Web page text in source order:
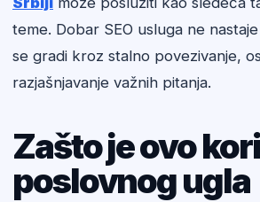
teme. Dobar SEO usluga ne
se gradi kroz stalno povezivanje,
razjašnjavanje važnih pitanja.
Zašto je ovo
poslovnog ugla